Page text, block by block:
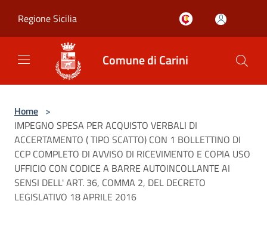
Regione Sicilia
Comune di Carini
Home >
IMPEGNO SPESA PER ACQUISTO VERBALI DI
ACCERTAMENTO ( TIPO SCATTO) CON 1 BOLLETTINO DI
CCP COMPLETO DI AVVISO DI RICEVIMENTO E COPIA USO
UFFICIO CON CODICE A BARRE AUTOINCOLLANTE AI
SENSI DELL' ART. 36, COMMA 2, DEL DECRETO
LEGISLATIVO 18 APRILE 2016